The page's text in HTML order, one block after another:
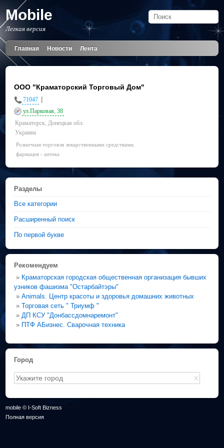
Mobile
Легкая версия
Главная Новости Лента
ООО "Краматорский Торговый Дом"
71047
ул.Парковая, 38
Краматорск, Донецкая обл.
Украина
Розничная торговля лекарственными средствами.
фармацея - аптека
Разделы
Все категории
Расширенный поиск
По первой букве
Рекомендуем
» Краматорская городская общественная организация бывших
узников фашизма "Остарбайтэры"
»Animals. Центр красоты и здоровья домашних животных
»Торговая сеть " Триумф "
» ДП КСУ "Донбассдомнаремонт"
» ПТФ АБизнес. Сварочная техника
Город
X
mobile © I-Soft Bizness
Полная версия